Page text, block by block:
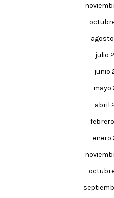
julio
junio
mayo
abril
enero